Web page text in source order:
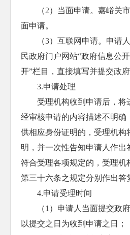
（2）当面申请。嘉峪关
面申请。
（3）互联网申请。申请
民政府门户网站“政府信息公
开”栏目，直接填写并提交政
3.申请处理
受理机构收到申请后，将
经审核申请的内容描述不明确
供相应身份证明的，受理机构
明，并一次性告知申请人作出
符合受理各项规定的，受理机
第三十六条之规定分别作出答
4.申请受理时间
（1）申请人当面提交政
以提交之日为收到申请之日；